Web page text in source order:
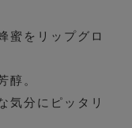
蜜をリップグロ
醇。
気分にピッタリ